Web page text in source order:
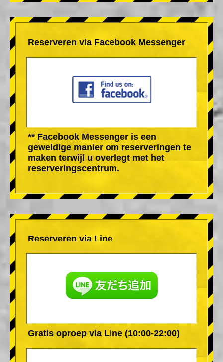
Reserveren via Facebook Messenger
** Facebook Messenger is een
geweldige manier om reserveringen te
maken terwijl u overlegt met het
reserveringscentrum.
Reserveren via Line
Gratis oproep via Line (10:00-22:00)